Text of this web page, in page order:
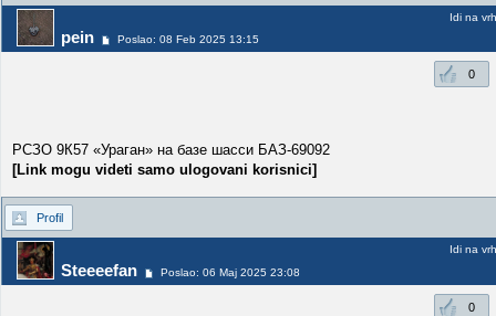
pein Poslao: 08 Feb 2025 13:15
Idi na vrh
0
РСЗО 9К57 «Ураган» на базе шасси БАЗ-69092
[Link mogu videti samo ulogovani korisnici]
Profil
Steeeefan Poslao: 06 Maj 2025 23:08
Idi na vrh
0